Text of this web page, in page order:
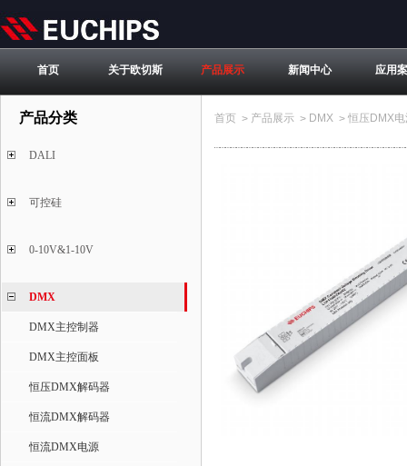
首页 关于欧切斯 产品展示 新闻中心 应用
产品分类
DALI
可控硅
0-10V&1-10V
DMX
DMX主控制器
DMX主控面板
恒压DMX解码器
恒流DMX解码器
恒流DMX电源
首页 > 产品展示 > DMX > 恒压DMX